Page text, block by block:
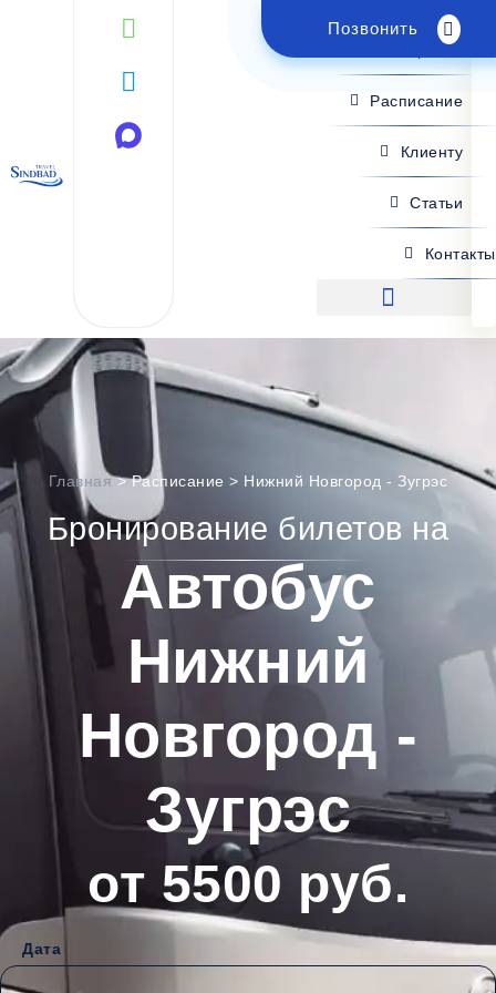
Позвонить
Поиск рейса
Расписание
Клиенту
Статьи
Контакты
Главная>Расписание > Нижний Новгород - Зугрэс
Бронирование билетов на
Автобус
Нижний
Новгород -
Зугрэс
от 5500 руб.
Дата